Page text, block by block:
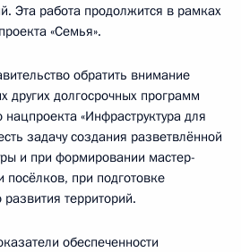
Эта работа продолжится в рамках
«Семья».
обратить внимание
других долгосрочных программ
«Инфраструктура для
задачу создания разветвлённой
и при формировании мастер-
при подготовке
территорий.
обеспеченности